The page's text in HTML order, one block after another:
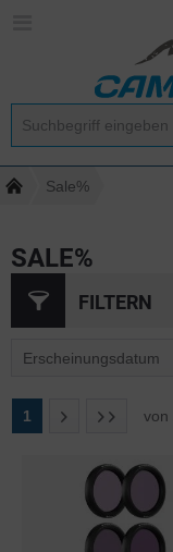
Sale%
SALE%
FILTERN
1 von